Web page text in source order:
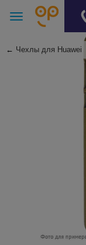
← Чехлы для Huawei